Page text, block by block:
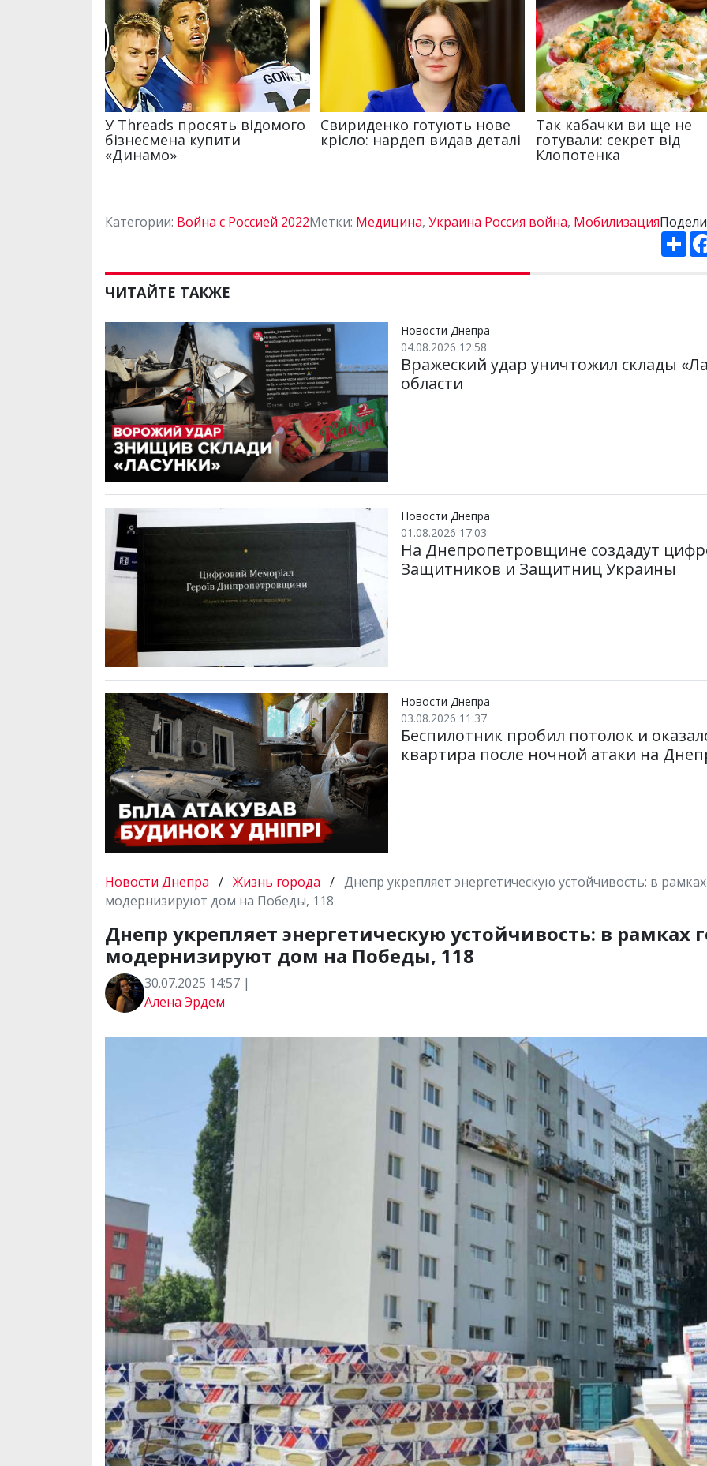
Категории: Война с Россией 2022Метки: Медицина, Украина Россия война, Мобилизация
П
о
ш
ЧИТАЙТЕ ТАКЖЕ
Новости Днепра
04.08.2026 12:58
Вражеский удар уничтожил склады
области
Новости Днепра
01.08.2026 17:03
На Днепропетровщине создадут
Защитников и Защитниц Украины
Новости Днепра
03.08.2026 11:37
Беспилотник пробил потолок и
квартира после ночной атаки на
Новости Днепра / Жизнь города / Днепр укрепляет энергетическую устойчивость: в
модернизируют дом на Победы, 118
Днепр укрепляет энергетическую устойчивость: в
модернизируют дом на Победы, 118
30.07.2025 14:57 |
Алена Эрдем